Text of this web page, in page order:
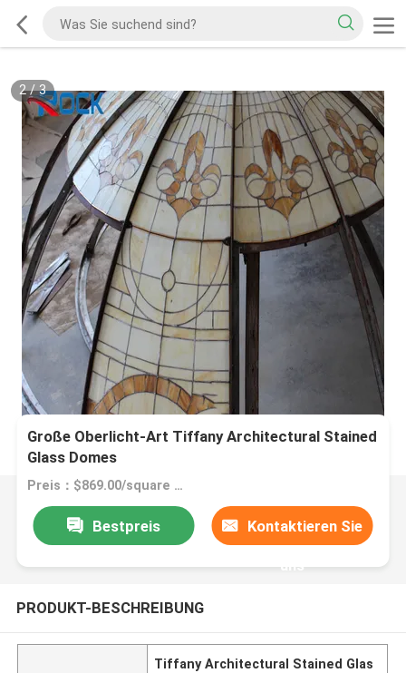
2/3
Große Oberlicht-Art Tiffany Architectural Stained
Glass Domes
Preis：$869.00/square meters 1-49 square meters
Bestpreis Kontaktieren Sie
uns
PRODUKT-BESCHREIBUNG
Tiffany Architectural Stained Glas